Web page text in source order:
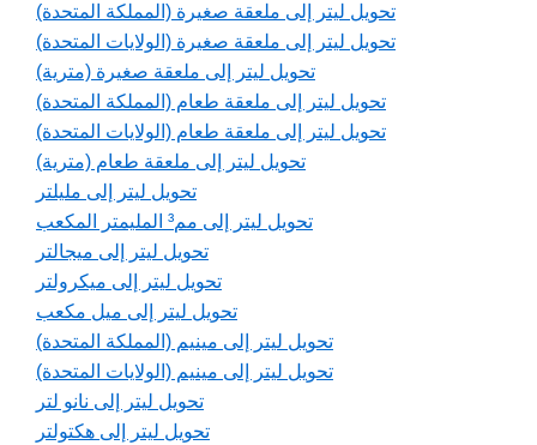
تحويل ليتر إلى ملعقة صغيرة (المملكة المتحدة)
تحويل ليتر إلى ملعقة صغيرة (الولايات المتحدة)
تحويل ليتر إلى ملعقة صغيرة (مترية)
تحويل ليتر إلى ملعقة طعام (المملكة المتحدة)
تحويل ليتر إلى ملعقة طعام (الولايات المتحدة)
تحويل ليتر إلى ملعقة طعام (مترية)
تحويل ليتر إلى مليلتر
تحويل ليتر إلى مم³ المليمتر المكعب
تحويل ليتر إلى ميجالتر
تحويل ليتر إلى ميكرولتر
تحويل ليتر إلى ميل مكعب
تحويل ليتر إلى مينيم (المملكة المتحدة)
تحويل ليتر إلى مينيم (الولايات المتحدة)
تحويل ليتر إلى نانو لتر
تحويل ليتر إلى هكتولتر